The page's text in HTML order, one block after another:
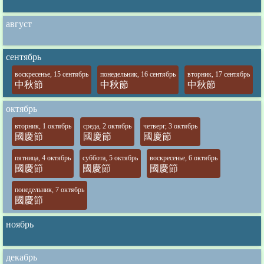
август
сентябрь
воскресенье, 15 сентябрь
中秋節
понедельник, 16 сентябрь
中秋節
вторник, 17 сентябрь
中秋節
октябрь
вторник, 1 октябрь
國慶節
среда, 2 октябрь
國慶節
четверг, 3 октябрь
國慶節
пятница, 4 октябрь
國慶節
суббота, 5 октябрь
國慶節
воскресенье, 6 октябрь
國慶節
понедельник, 7 октябрь
國慶節
ноябрь
декабрь